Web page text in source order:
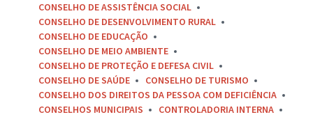
CONSELHO DE ASSISTÊNCIA SOCIAL
CONSELHO DE DESENVOLVIMENTO RURAL
CONSELHO DE EDUCAÇÃO
CONSELHO DE MEIO AMBIENTE
CONSELHO DE PROTEÇÃO E DEFESA CIVIL
CONSELHO DE SAÚDE
CONSELHO DE TURISMO
CONSELHO DOS DIREITOS DA PESSOA COM DEFICIÊNCIA
CONSELHOS MUNICIPAIS
CONTROLADORIA INTERNA